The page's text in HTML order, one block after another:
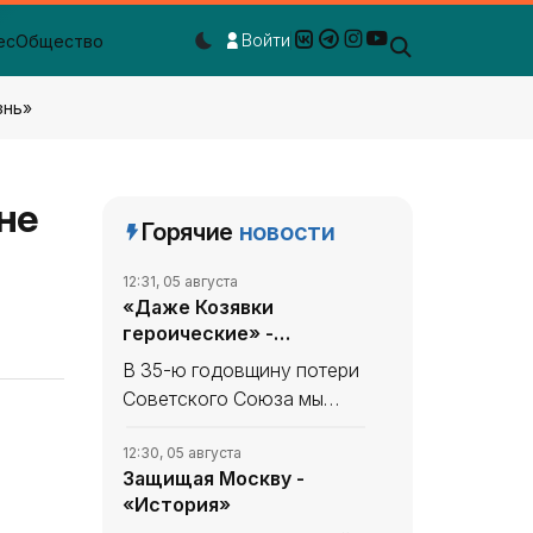
Общество
Dark mode toggle
Войти
Горячие новости
12:31, 05 августа
«Даже Козявки
героические» -
«История»
В 35-ю годовщину потери
Советского Союза мы
что уникального и
полезного сделано в
СССР. В минувшем
12:30, 05 августа
Защищая Москву -
«История»